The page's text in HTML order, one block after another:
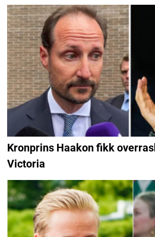
Kronprins Haakon fikk
Victoria